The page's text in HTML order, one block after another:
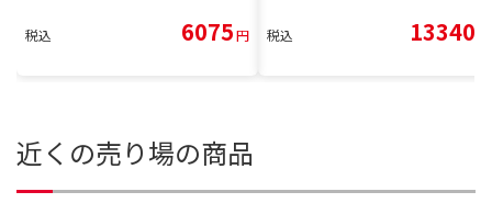
税込 6075円 税込 13340
近くの売り場の商品